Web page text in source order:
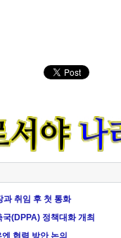
과 취임 후 첫 통화
(DPPA) 정책대화 개최
협력 방안 논의